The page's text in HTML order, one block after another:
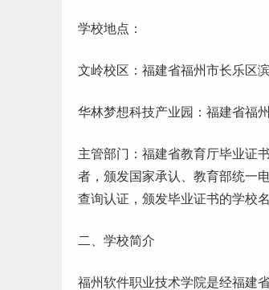
学校地点：
文岭校区：福建省福州市长乐区
华林梦想科技产业园：福建省福
主管部门：福建省教育厅毕业证
者，颁发国家承认、教育部统一
查询认证，颁发毕业证书的学校
二、学校简介
福州软件职业技术学院是经福建